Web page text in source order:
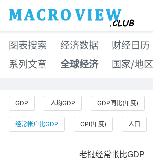
图表搜索 经济数据 财经日历
系列文章
全球经济 国家/地区
GDP 人均GDP GDP同比(年度)
经常帐户比GDP CPI(年度) 人口